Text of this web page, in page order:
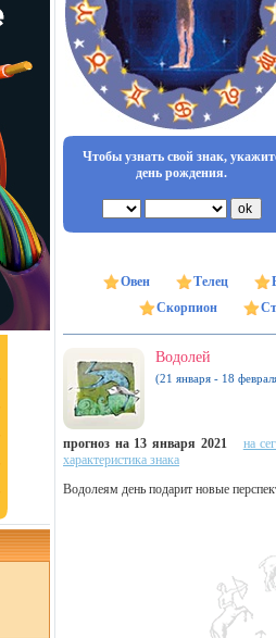
Чтобы узнать свой знак,
день рождения.
Овен Телец
Скорпион
Водолей
(21 января - 18
прогноз на 13 января 2021
на
характеристика знака
Водолеям день подарит новые